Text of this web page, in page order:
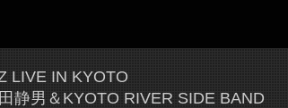
LIVE IN KYOTO
静男＆KYOTO RIVER SIDE BAND